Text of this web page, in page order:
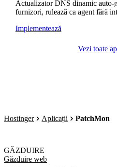
Actualizator DNS dinamic auto-
furnizori, rulează ca agent fără
Implementează
Vezi toate
Hostinger Aplicații PatchMon
GĂZDUIRE
Găzduire web